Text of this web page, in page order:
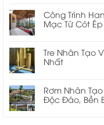
Công Trình
Mạc Từ Cót
Tre Nhân Tạo
Nhất
Rơm Nhân
Độc Đáo, Bền